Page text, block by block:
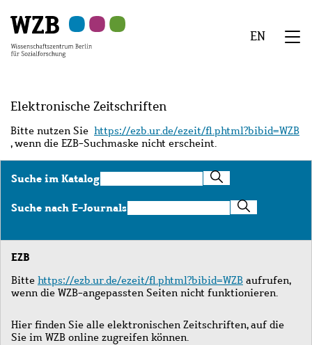
Hauptinhalt
springen
Navigation
springen
Suche
springen
Sekundärnavigation
springen
Fußzeile
springen
EN
Elektronische Zeitschriften
Bitte nutzen Sie https://ezb.ur.de/ezeit/fl.phtml?bibid=WZB
, wenn die EZB-Suchmaske nicht erscheint.
Suche im KatalogSuche
im
Katalog
Suche nach E-JournalsSuche
nach
Journals
EZB
Bitte https://ezb.ur.de/ezeit/fl.phtml?bibid=WZB aufrufen,
wenn die WZB-angepassten Seiten nicht funktionieren.
Hier finden Sie alle elektronischen Zeitschriften, auf die
Sie im WZB online zugreifen können.